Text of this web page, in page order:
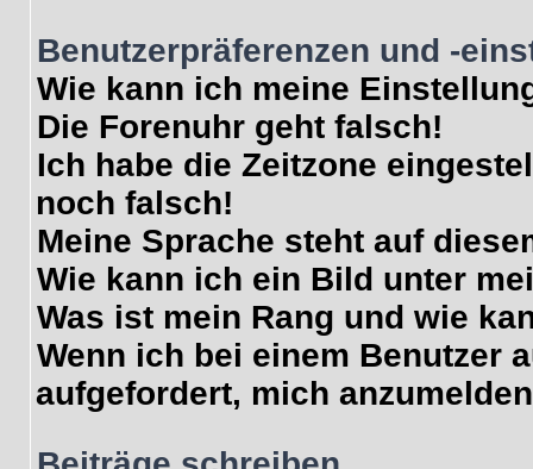
Benutzerpräferenzen und -
Wie kann ich meine
Die Forenuhr geht falsch!
Ich habe die Zeitzone
noch falsch!
Meine Sprache steht auf
Wie kann ich ein Bild unter
Was ist mein Rang und wie
Wenn ich bei einem Benutzer
aufgefordert, mich